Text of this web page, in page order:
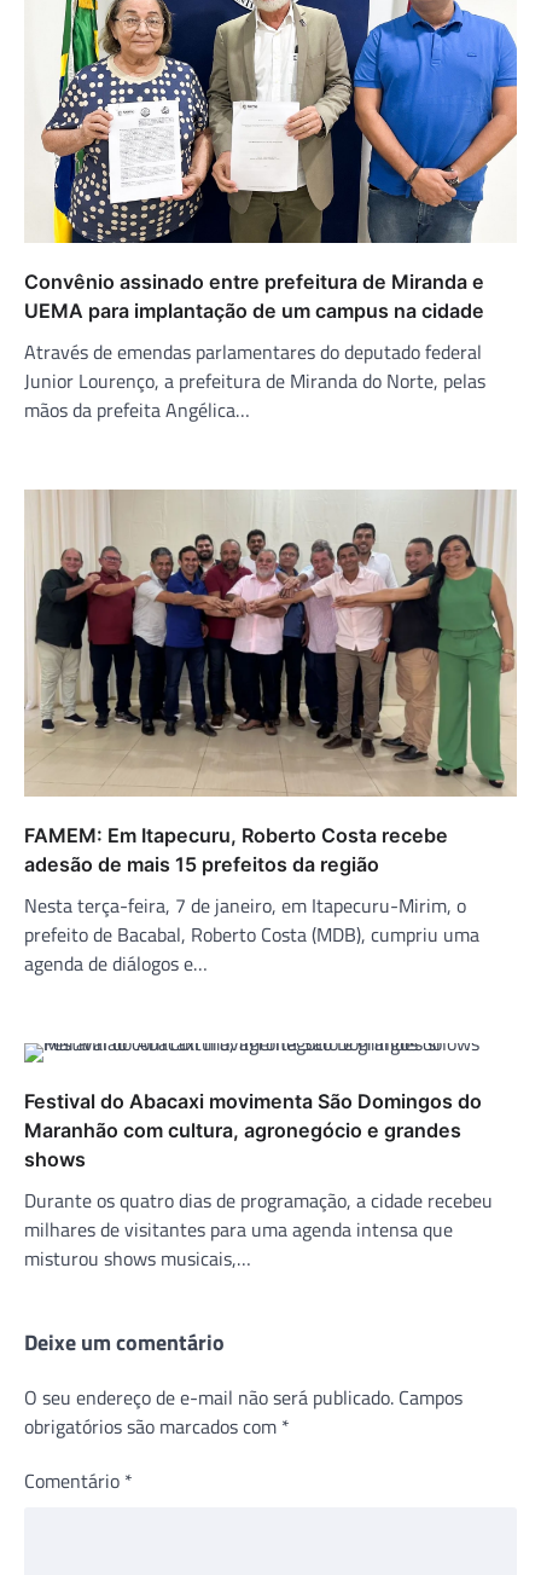
Convênio assinado entre prefeitura de Miranda e
UEMA para implantação de um campus na cidade
Através de emendas parlamentares do deputado federal
Junior Lourenço, a prefeitura de Miranda do Norte, pelas
mãos da prefeita Angélica…
FAMEM: Em Itapecuru, Roberto Costa recebe
adesão de mais 15 prefeitos da região
Nesta terça-feira, 7 de janeiro, em Itapecuru-Mirim, o
prefeito de Bacabal, Roberto Costa (MDB), cumpriu uma
agenda de diálogos e…
Festival do Abacaxi movimenta São Domingos do
Maranhão com cultura, agronegócio e grandes
shows
Durante os quatro dias de programação, a cidade recebeu
milhares de visitantes para uma agenda intensa que
misturou shows musicais,…
Deixe um comentário
O seu endereço de e-mail não será publicado. Campos
obrigatórios são marcados com *
Comentário *